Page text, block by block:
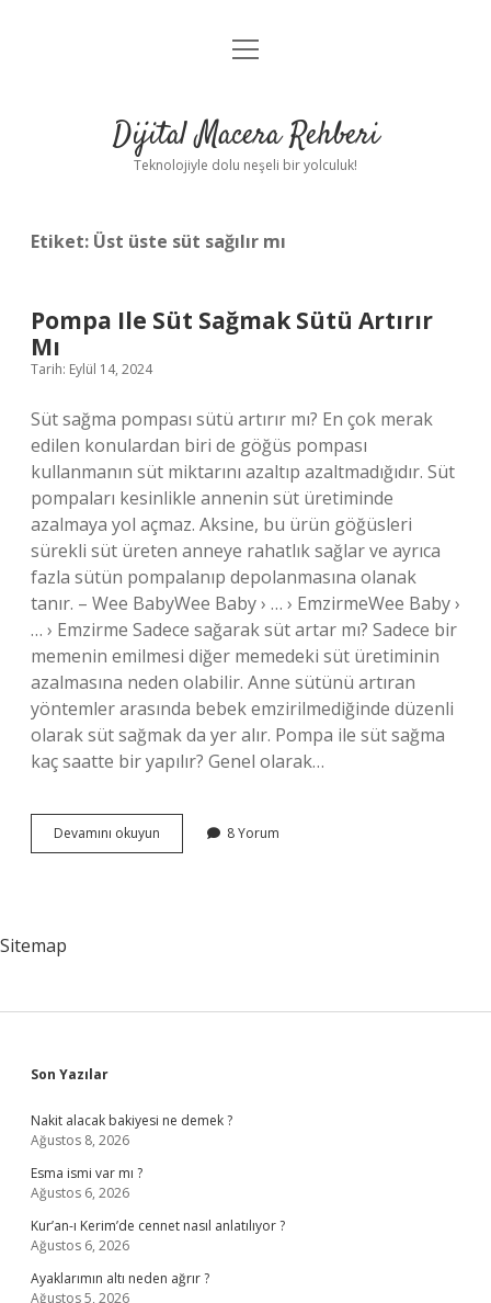
Anasayfa
Yasal Uyarı
menüyü
Dijital Macera Rehberi
Teknolojiyle dolu neşeli bir yolculuk!
Etiket: Üst üste süt sağılır mı
Pompa Ile Süt Sağmak Sütü Artırır
Mı
Tarih: Eylül 14, 2024
Süt sağma pompası sütü artırır mı? En çok merak
edilen konulardan biri de göğüs pompası
kullanmanın süt miktarını azaltıp azaltmadığıdır. Süt
pompaları kesinlikle annenin süt üretiminde
azalmaya yol açmaz. Aksine, bu ürün göğüsleri
sürekli süt üreten anneye rahatlık sağlar ve ayrıca
fazla sütün pompalanıp depolanmasına olanak
tanır. – Wee BabyWee Baby › … › EmzirmeWee Baby ›
… › Emzirme Sadece sağarak süt artar mı? Sadece bir
memenin emilmesi diğer memedeki süt üretiminin
azalmasına neden olabilir. Anne sütünü artıran
yöntemler arasında bebek emzirilmediğinde düzenli
olarak süt sağmak da yer alır. Pompa ile süt sağma
kaç saatte bir yapılır? Genel olarak…
Devamını okuyun
Ile
8 Yorum
Sitemap
Sidebar
Son Yazılar
Nakit alacak bakiyesi ne demek ?
Ağustos 8, 2026
Esma ismi var mı ?
Ağustos 6, 2026
Kur’an-ı Kerim’de cennet nasıl anlatılıyor ?
Ağustos 6, 2026
Ayaklarımın altı neden ağrır ?
Ağustos 5, 2026